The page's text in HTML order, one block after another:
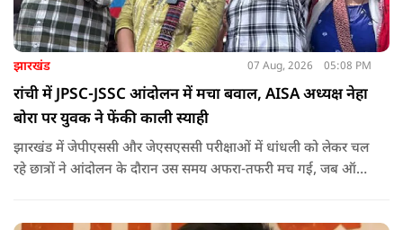
झारखंड 07 Aug, 2026 05:08 PM
रांची में JPSC-JSSC आंदोलन में मचा बवाल, AISA अध्यक्ष नेहा
बोरा पर युवक ने फेंकी काली स्याही
झारखंड में जेपीएससी और जेएसएससी परीक्षाओं में धांधली को लेकर चल
रहे छात्रों ने आंदोलन के दौरान उस समय अफरा-तफरी मच गई, जब ऑल